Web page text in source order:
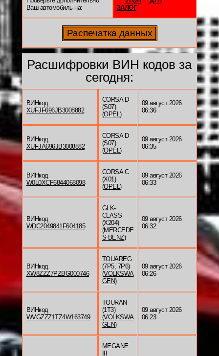
Ваш автомобиль на:
ЗАЛОГ
Расшифровки ВИН кодов за
сегодня:
ВИНкод
XUFJF696JB3008882
CORSA D
(S07)
(OPEL )
09 август 2026
06:36
ВИНкод
XUFJA696JB3008882
CORSA D
(S07)
(OPEL )
09 август 2026
06:35
ВИНкод
W0L0XCF6844068098
CORSA C
(X01)
(OPEL )
09 август 2026
06:33
ВИНкод
WDC2049841F604185
GLK-
CLASS
(X204)
(MERCEDE
S-BENZ)
09 август 2026
06:32
ВИНкод
XW8ZZZ7PZBG000746
TOUAREG
(7P5, 7P6)
(VOLKSWA
GEN)
09 август 2026
06:26
ВИНкод
WVGZZZ1TZ4W163749
TOURAN
(1T3)
(VOLKSWA
GEN)
09 август 2026
06:23
MEGANE